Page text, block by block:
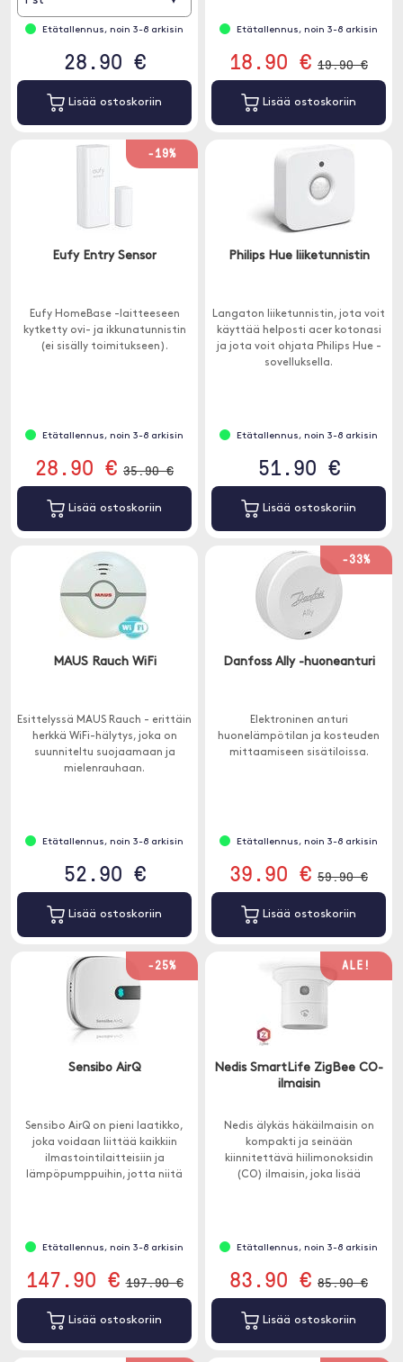
Etätallennus, noin 3-8 arkisin
28.90 €
Lisää ostoskoriin
Etätallennus, noin 3-8 arkisin
18.90 € 19.90 €
Lisää ostoskoriin
-19%
Eufy Entry Sensor
Eufy HomeBase -laitteeseen
kytketty ovi- ja ikkunatunnistin
(ei sisälly toimitukseen).
Etätallennus, noin 3-8 arkisin
28.90 € 35.90 €
Lisää ostoskoriin
Philips Hue liiketunnistin
Langaton liiketunnistin, jota voit
käyttää helposti acer kotonasi
ja jota voit ohjata Philips Hue -
sovelluksella.
Etätallennus, noin 3-8 arkisin
51.90 €
Lisää ostoskoriin
MAUS Rauch WiFi
Esittelyssä MAUS Rauch - erittäin
herkkä WiFi-hälytys, joka on
suunniteltu suojaamaan ja
mielenrauhaan.
Etätallennus, noin 3-8 arkisin
52.90 €
Lisää ostoskoriin
-33%
Danfoss Ally -huoneanturi
Elektroninen anturi
huonelämpötilan ja kosteuden
mittaamiseen sisätiloissa.
Etätallennus, noin 3-8 arkisin
39.90 € 59.90 €
Lisää ostoskoriin
-25%
Sensibo AirQ
Sensibo AirQ on pieni laatikko,
joka voidaan liittää kaikkiin
ilmastointilaitteisiin ja
lämpöpumppuihin, jotta niitä
Etätallennus, noin 3-8 arkisin
147.90 € 197.90 €
Lisää ostoskoriin
ALE!
Nedis SmartLife ZigBee CO-
ilmaisin
Nedis älykäs häkäilmaisin on
kompakti ja seinään
kiinnitettävä hiilimonoksidin
(CO) ilmaisin, joka lisää
Etätallennus, noin 3-8 arkisin
83.90 € 85.90 €
Lisää ostoskoriin